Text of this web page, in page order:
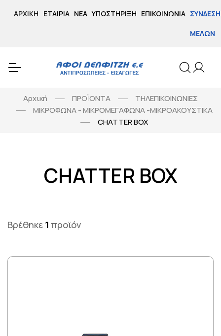
ΑΡΧΙΚΉ ΕΤΑΙΡΊΑ ΝΈΑ ΥΠΟΣΤΉΡΙΞΗ ΕΠΙΚΟΙΝΩΝΊΑ ΣΎΝΔΕΣΗ
ΜΕΛΏΝ
Αρχική ΠΡΟΪΟΝΤΑ
ΤΗΛΕΠΙΚΟΙΝΩΝΙΕΣ
ΜΙΚΡΟΦΩΝΑ - ΜΙΚΡΟΜΕΓΑΦΩΝΑ -ΜΙΚΡΟΑΚΟΥΣΤΙΚΑ
CHATTER BOX
CHATTER BOX
Βρέθηκε 1 προϊόν